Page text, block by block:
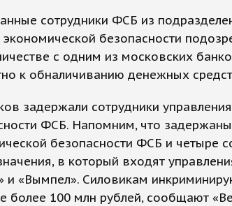
сотрудники ФСБ из
безопасности
с одним из московских
к обналичиванию денежных
задержали сотрудники
ФСБ. Напомним, что
безопасности ФСБ и четыре
в который входят
и «Вымпел». Силовикам
более 100 млн рублей, сообщают